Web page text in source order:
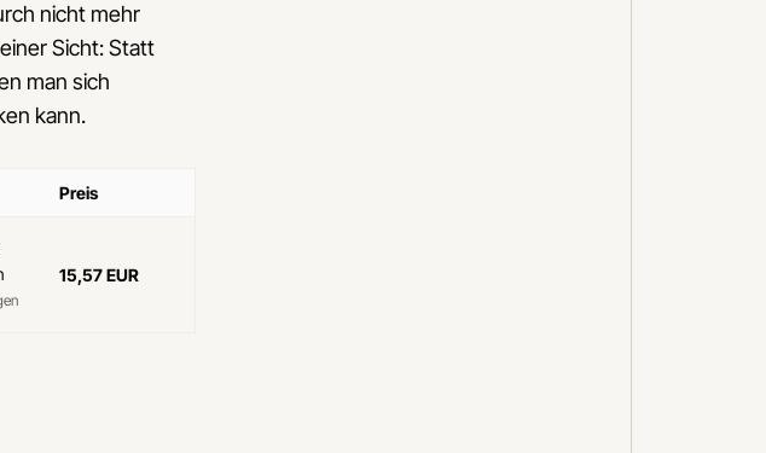
nicht mehr
Sicht: Statt
man sich
kann.
Preis
15,57 EUR